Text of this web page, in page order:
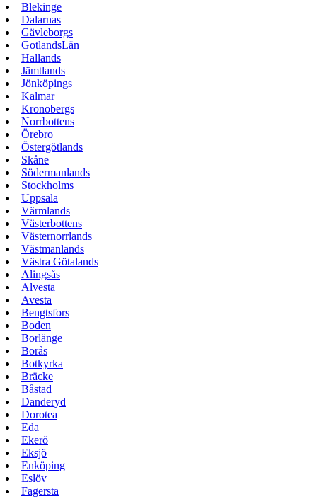
Blekinge
Dalarnas
Gävleborgs
GotlandsLän
Hallands
Jämtlands
Jönköpings
Kalmar
Kronobergs
Norrbottens
Örebro
Östergötlands
Skåne
Södermanlands
Stockholms
Uppsala
Värmlands
Västerbottens
Västernorrlands
Västmanlands
Västra Götalands
Alingsås
Alvesta
Avesta
Bengtsfors
Boden
Borlänge
Borås
Botkyrka
Bräcke
Båstad
Danderyd
Dorotea
Eda
Ekerö
Eksjö
Enköping
Eslöv
Fagersta